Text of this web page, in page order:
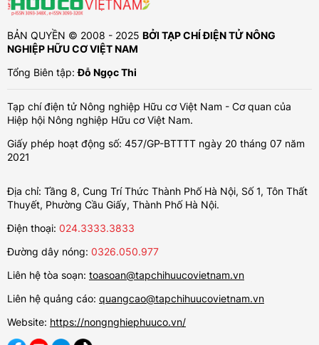
BẢN QUYỀN © 2008 - 2025 BỞI TẠP CHÍ ĐIỆN TỬ NÔNG
NGHIỆP HỮU CƠ VIỆT NAM
Tổng Biên tập:Đỗ Ngọc Thi
Tạp chí điện tử Nông nghiệp Hữu cơ Việt Nam - Cơ quan của
Hiệp hội Nông nghiệp Hữu cơ Việt Nam.
Giấy phép hoạt động số: 457/GP-BTTTT ngày 20 tháng 07 năm
2021
Địa chỉ: Tầng 8, Cung Trí Thức Thành Phố Hà Nội, Số 1, Tôn Thất
Thuyết, Phường Cầu Giấy, Thành Phố Hà Nội.
Điện thoại: 024.3333.3833
Đường dây nóng: 0326.050.977
Liên hệ tòa soạn: toasoan@tapchihuucovietnam.vn
Liên hệ quảng cáo: quangcao@tapchihuucovietnam.vn
Website: https://nongnghiephuuco.vn/